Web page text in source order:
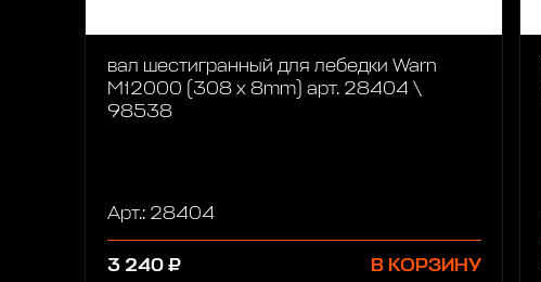
вал шестигранный для лебедки Warn
M12000 (308 х 8mm) арт. 28404 \
98538
Арт.: 28404
3 240 ₽ В КОРЗИНУ